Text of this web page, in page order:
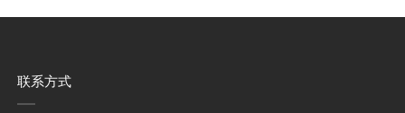
联系方式